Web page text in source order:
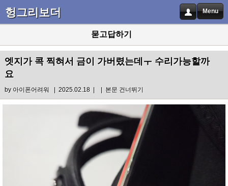
헝그리보더 Menu
묻고답하기
엣지가 콕 찍혀서 금이 가버렸는데ㅜ 수리가능할까
요
by 아이폰어려워 | 2025.02.18 | | 본문 건너뛰기